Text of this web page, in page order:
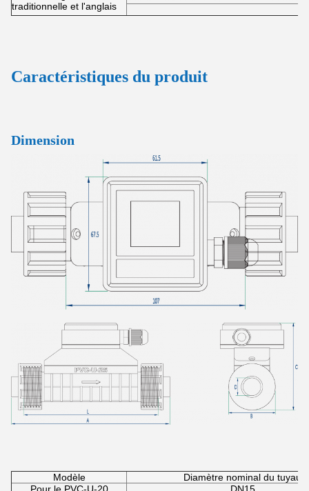
traditionnelle et l'anglais
Caractéristiques du produit
Dimension
Modèle
Diamètre nominal du tuyau